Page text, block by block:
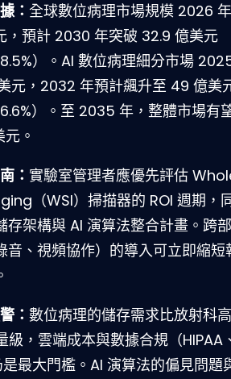
： 全球數位病理市場規模 2026
，預計 2030 年突破 32.9 億美元
）。AI 數位病理細分市場
元，2032 年預計飆升至 49 億美
）。至 2035 年，整體市場有
。
： 實驗室管理者應優先評估
（WSI）掃描器的 ROI 週期，
存架構與 AI 演算法整合計畫。跨
音、視頻協作）的導入可立即縮短
： 數位病理的儲存需求比放射科
級，雲端成本與數據合規（HIPAA
是最大門檻。AI 演算法的偏見問題